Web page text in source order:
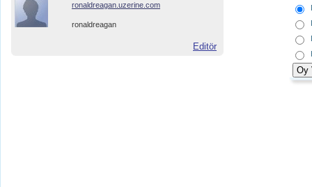
ronaldreagan.uzerine.com
ronaldreagan
Editör